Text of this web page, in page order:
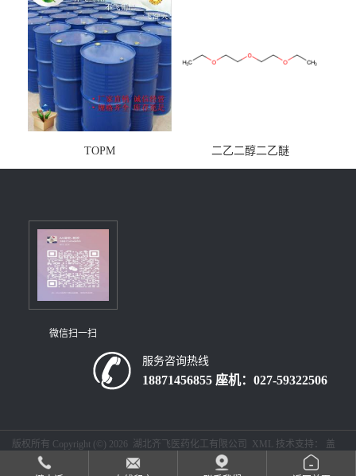
TOPM 二乙二醇二乙醚
微信扫一扫
服务咨询热线
18871456855 座机：027-59322506
版权所有 Copyright (©) 2026 湖北齐飞医药化工有限公司 XML 技术支持： 盖
德化工网